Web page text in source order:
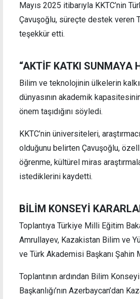
Mayıs 2025 itibarıyla KKTC’nin
Çavuşoğlu, süreçte destek veren
teşekkür etti.
“AKTİF KATKI SUNMAYA
Bilim ve teknolojinin ülkelerin
dünyasının akademik
önem taşıdığını söyledi.
KKTC’nin üniversiteleri,
olduğunu belirten Çavuşoğlu,
öğrenme, kültürel miras
istediklerini kaydetti.
BİLİM KONSEYİ
Toplantıya Türkiye Milli Eğitim
Amrullayev, Kazakistan Bilim ve
ve Türk Akademisi Başkanı Şahin
Toplantının ardından Bilim
Başkanlığı’nın Azerbaycan’dan